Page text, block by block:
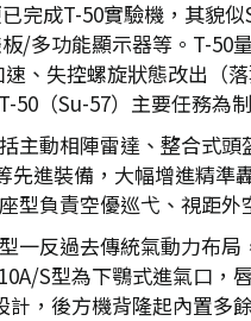
完成T-50實驗機，其貌
/多功能顯示器等。T-50
、失控螺旋狀態改出（
（Su-57）主要任務
主動相陣雷達、整合式
先進裝備，大幅增進精
型負責空優巡弋、視距
一反過去傳統氣動力布
S型為下鶚式進氣口
，後方機背隆起內置